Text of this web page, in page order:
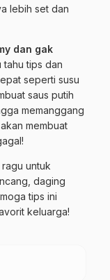
lebih set dan
dan gak
tahu tips dan
seperti susu
saus putih
memanggang
membuat
untuk
daging
tips ini
keluarga!